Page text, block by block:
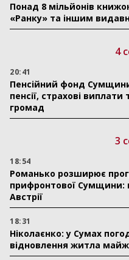
Понад 8 мільйонів
«Ранку» та іншим
4
20:41
Пенсійний фонд
пенсії, страхові
громад
3
18:54
Романько розширює
прифронтової Сумщини:
Австрії
18:31
Ніколаєнко: у Сумах
відновлення житла